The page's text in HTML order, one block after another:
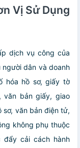
Vị Sử Dụng
dịch vụ công của
dân và doanh
hóa hồ sơ, giấy tờ
văn bản giấy, giao
văn bản điện tử,
không phụ thuộc
đẩy cải cách hành